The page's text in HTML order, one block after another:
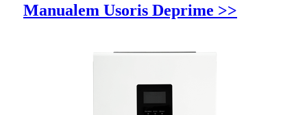
Manualem Usoris Deprime >>